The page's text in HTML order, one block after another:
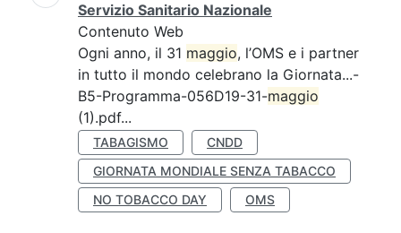
Servizio Sanitario Nazionale
Contenuto Web
Ogni anno, il 31 maggio, l’OMS e i partner
in tutto il mondo celebrano la Giornata...-
B5-Programma-056D19-31-maggio
(1).pdf...
TABAGISMO
CNDD
GIORNATA MONDIALE SENZA TABACCO
NO TOBACCO DAY
OMS